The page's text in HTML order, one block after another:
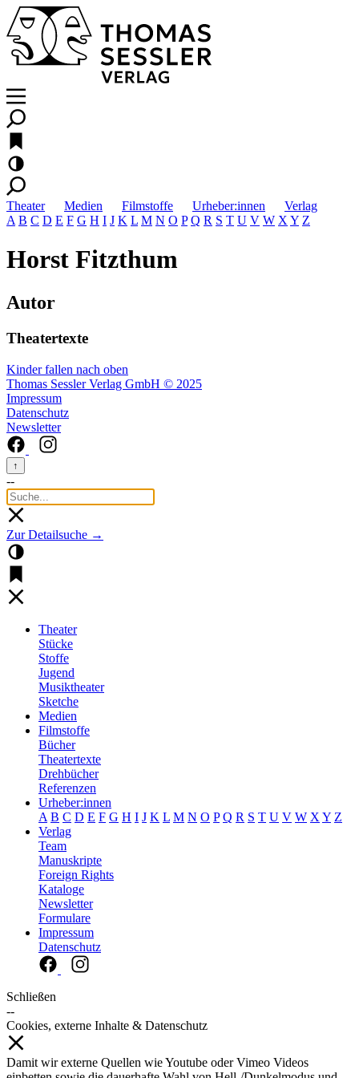
Theater Medien Filmstoffe Urheber:innen
Verlag
A B C D E F G H I J K L M N O P Q R S T U V W X Y Z
Horst Fitzthum
Autor
Theatertexte
Kinder fallen nach oben
Thomas Sessler Verlag GmbH © 2025
Impressum
Datenschutz
Newsletter
↑
--
Zur Detailsuche →
Theater
Stücke
Stoffe
Jugend
Musiktheater
Sketche
Medien
Filmstoffe
Bücher
Theatertexte
Drehbücher
Referenzen
Urheber:innen
A B C D E F G H I J K L M N O P Q R S T U V W X Y Z
Verlag
Team
Manuskripte
Foreign Rights
Kataloge
Newsletter
Formulare
Impressum
Datenschutz
Schließen
--
Cookies, externe Inhalte & Datenschutz
Damit wir externe Quellen wie Youtube oder Vimeo Videos